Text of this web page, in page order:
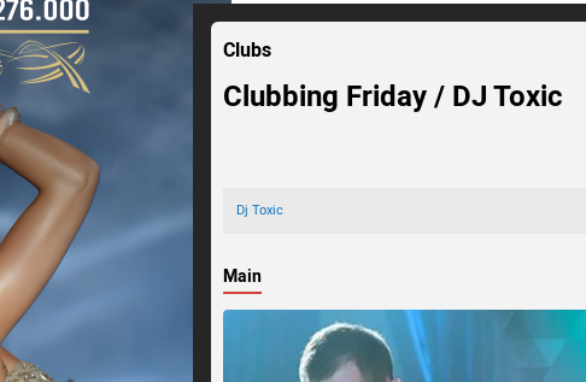
Clubs
Clubbing Friday / DJ Toxic
Dj Toxic
Main